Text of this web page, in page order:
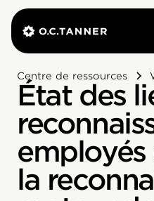
Centre de ressources
État des
la